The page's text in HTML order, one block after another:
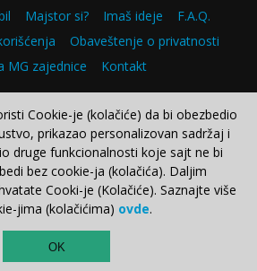
Majstor si? Imaš ideje
F.A.Q.
Obaveštenje o privatnosti
MG zajednice
Kontakt
© 2000–2026.
Cookie-je (kolačiće) da bi obezbedio
prikazao personalizovan sadržaj i
druge funkcionalnosti koje sajt ne bi
bez cookie-ja (kolačića). Daljim
Cooki-je (Kolačiće). Saznajte više
jima (kolačićima) ovde.
OK